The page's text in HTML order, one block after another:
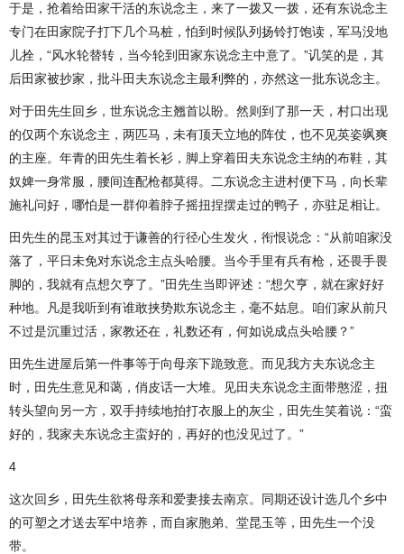
于是，抢着给田家干活的东说念主，来了一拨又一拨，还有东说念主
专门在田家院子打下几个马桩，怕到时候队列扬铃打饱读，军马没地
儿拴，“风水轮替转，当今轮到田家东说念主中意了。”讥笑的是，其
后田家被抄家，批斗田夫东说念主最利弊的，亦然这一批东说念主。
对于田先生回乡，世东说念主翘首以盼。然则到了那一天，村口出现
的仅两个东说念主，两匹马，未有顶天立地的阵仗，也不见英姿飒爽
的主座。年青的田先生着长衫，脚上穿着田夫东说念主纳的布鞋，其
奴婢一身常服，腰间连配枪都莫得。二东说念主进村便下马，向长辈
施礼问好，哪怕是一群仰着脖子摇扭捏摆走过的鸭子，亦驻足相让。
田先生的昆玉对其过于谦善的行径心生发火，衔恨说念：“从前咱家没
落了，平日未免对东说念主点头哈腰。当今手里有兵有枪，还畏手畏
脚的，我就有点想欠亨了。”田先生当即评述：“想欠亨，就在家好好
种地。凡是我听到有谁敢挟势欺东说念主，毫不姑息。咱们家从前只
不过是沉重过活，家教还在，礼数还有，何如说成点头哈腰？”
田先生进屋后第一件事等于向母亲下跪致意。而见我方夫东说念主
时，田先生意见和蔼，俏皮话一大堆。见田夫东说念主面带憨涩，扭
转头望向另一方，双手持续地拍打衣服上的灰尘，田先生笑着说：“蛮
好的，我家夫东说念主蛮好的，再好的也没见过了。”
4
这次回乡，田先生欲将母亲和爱妻接去南京。同期还设计选几个乡中
的可塑之才送去军中培养，而自家胞弟、堂昆玉等，田先生一个没
带。